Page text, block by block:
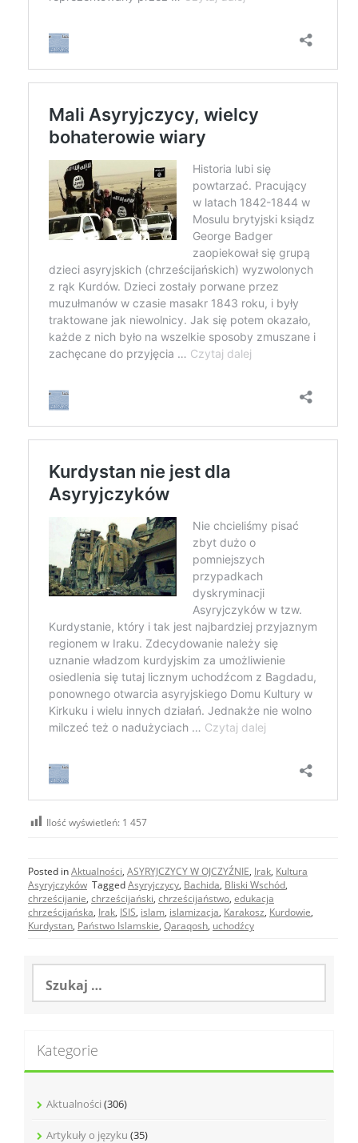
Ilość wyświetleń: 1 457
Posted inAktualności, ASYRYJCZYCY W OJCZYŹNIE, Irak, Kultura
Asyryjczyków TaggedAsyryjczycy, Bachida, Bliski Wschód,
chrześcijanie, chrześcijański, chrześcijaństwo, edukacja
chrześcijańska, Irak, ISIS, islam, islamizacja, Karakosz, Kurdowie,
Kurdystan, Państwo Islamskie, Qaraqosh, uchodźcy
Szukaj:
Kategorie
Aktualności (306)
Artykuły o języku (35)